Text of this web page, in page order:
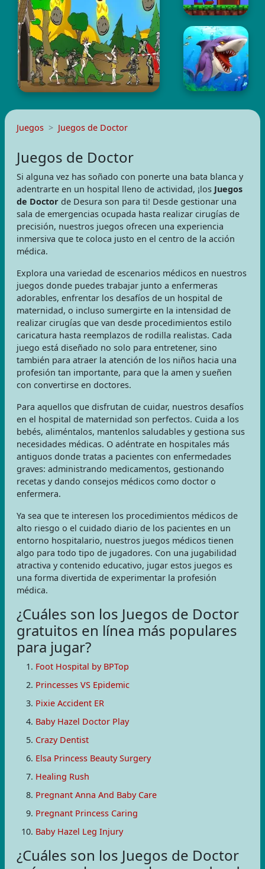
Juegos Juegos de Doctor
Juegos de Doctor
Si alguna vez has soñado con ponerte una bata blanca y
adentrarte en un hospital lleno de actividad, ¡los Juegos
de Doctor de Desura son para ti! Desde gestionar una
sala de emergencias ocupada hasta realizar cirugías de
precisión, nuestros juegos ofrecen una experiencia
inmersiva que te coloca justo en el centro de la acción
médica.
Explora una variedad de escenarios médicos en nuestros
juegos donde puedes trabajar junto a enfermeras
adorables, enfrentar los desafíos de un hospital de
maternidad, o incluso sumergirte en la intensidad de
realizar cirugías que van desde procedimientos estilo
caricatura hasta reemplazos de rodilla realistas. Cada
juego está diseñado no solo para entretener, sino
también para atraer la atención de los niños hacia una
profesión tan importante, para que la amen y sueñen
con convertirse en doctores.
Para aquellos que disfrutan de cuidar, nuestros desafíos
en el hospital de maternidad son perfectos. Cuida a los
bebés, aliméntalos, mantenlos saludables y gestiona sus
necesidades médicas. O adéntrate en hospitales más
antiguos donde tratas a pacientes con enfermedades
graves: administrando medicamentos, gestionando
recetas y dando consejos médicos como doctor o
enfermera.
Ya sea que te interesen los procedimientos médicos de
alto riesgo o el cuidado diario de los pacientes en un
entorno hospitalario, nuestros juegos médicos tienen
algo para todo tipo de jugadores. Con una jugabilidad
atractiva y contenido educativo, jugar estos juegos es
una forma divertida de experimentar la profesión
médica.
¿Cuáles son los Juegos de Doctor
gratuitos en línea más populares
para jugar?
Foot Hospital by BPTop
Princesses VS Epidemic
Pixie Accident ER
Baby Hazel Doctor Play
Crazy Dentist
Elsa Princess Beauty Surgery
Healing Rush
Pregnant Anna And Baby Care
Pregnant Princess Caring
Baby Hazel Leg Injury
¿Cuáles son los Juegos de Doctor